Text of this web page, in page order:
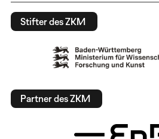
Stifter des ZKM
Partner des ZKM